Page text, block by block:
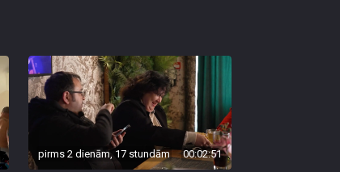
pirms 2 dienām, 17 stundām 00:02:51